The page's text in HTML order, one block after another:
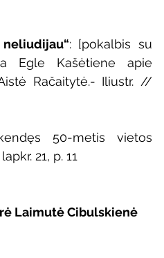
: [pokalbis su
Egle Kašėtiene apie
Račaitytė.- Iliustr. //
50-metis vietos
21, p. 11
Laimutė Cibulskienė